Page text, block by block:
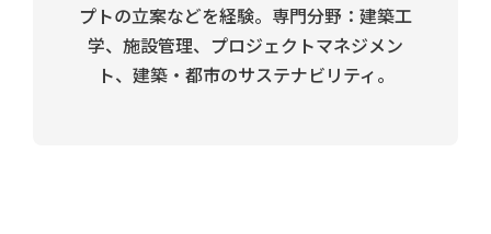
プトの立案などを経験。専門分野：建築工
学、施設管理、プロジェクトマネジメン
ト、建築・都市のサステナビリティ。